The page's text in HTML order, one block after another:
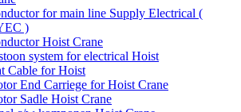
for main line Supply Electrical (
)
Hoist Crane
system for electrical Hoist
Cable for Hoist
End Carriege for Hoist Crane
Sadle Hoist Crane